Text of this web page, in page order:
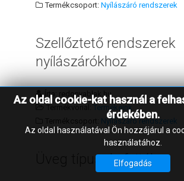
Termékcsoport: Nyílászáró rendszerek
Szellőztető rendszerek
nyílászárókhoz
Írta:
redonyablak.hu
Termékeink
Nyílászáró rendszerek
Üveg típusok, fajták
Az oldal cookie-kat használ a
érdekében.
Az oldal használatával Ön hozzájárul a
használatához.
Elfogadás